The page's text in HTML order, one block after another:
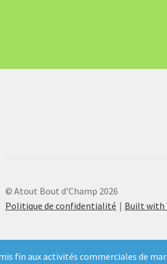
fin aux activités commerciales de
© Atout Bout d'Champ 2026
Politique de confidentialité
Built with